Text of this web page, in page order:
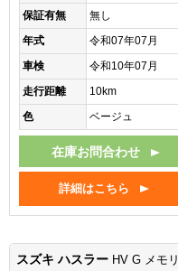
保証有無
無し
年式
令和07年07月
車検
令和10年07月
走行距離
10km
色
ベージュ
在庫お問合わせ
詳細はこちら
スズキ ハスラー HV G メモリ